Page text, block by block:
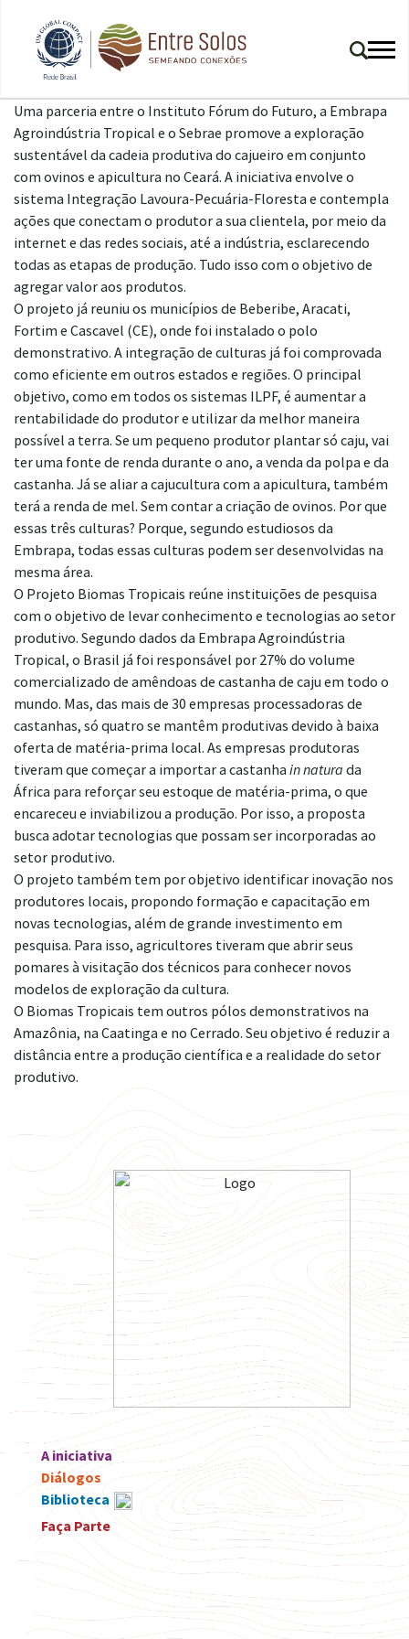
Uma parceria entre o Instituto Fórum do Futuro, a Embrapa
Agroindústria Tropical e o Sebrae promove a exploração
sustentável da cadeia produtiva do cajueiro em conjunto
com ovinos e apicultura no Ceará. A iniciativa envolve o
sistema Integração Lavoura-Pecuária-Floresta e contempla
ações que conectam o produtor a sua clientela, por meio da
internet e das redes sociais, até a indústria, esclarecendo
todas as etapas de produção. Tudo isso com o objetivo de
agregar valor aos produtos.
O projeto já reuniu os municípios de Beberibe, Aracati,
Fortim e Cascavel (CE), onde foi instalado o polo
demonstrativo. A integração de culturas já foi comprovada
como eficiente em outros estados e regiões. O principal
objetivo, como em todos os sistemas ILPF, é aumentar a
rentabilidade do produtor e utilizar da melhor maneira
possível a terra. Se um pequeno produtor plantar só caju, vai
ter uma fonte de renda durante o ano, a venda da polpa e da
castanha. Já se aliar a cajucultura com a apicultura, também
terá a renda de mel. Sem contar a criação de ovinos. Por que
essas três culturas? Porque, segundo estudiosos da
Embrapa, todas essas culturas podem ser desenvolvidas na
mesma área.
O Projeto Biomas Tropicais reúne instituições de pesquisa
com o objetivo de levar conhecimento e tecnologias ao setor
produtivo. Segundo dados da Embrapa Agroindústria
Tropical, o Brasil já foi responsável por 27% do volume
comercializado de amêndoas de castanha de caju em todo o
mundo. Mas, das mais de 30 empresas processadoras de
castanhas, só quatro se mantêm produtivas devido à baixa
oferta de matéria-prima local. As empresas produtoras
tiveram que começar a importar a castanha in natura da
África para reforçar seu estoque de matéria-prima, o que
encareceu e inviabilizou a produção. Por isso, a proposta
busca adotar tecnologias que possam ser incorporadas ao
setor produtivo.
O projeto também tem por objetivo identificar inovação nos
produtores locais, propondo formação e capacitação em
novas tecnologias, além de grande investimento em
pesquisa. Para isso, agricultores tiveram que abrir seus
pomares à visitação dos técnicos para conhecer novos
modelos de exploração da cultura.
O Biomas Tropicais tem outros pólos demonstrativos na
Amazônia, na Caatinga e no Cerrado. Seu objetivo é reduzir a
distância entre a produção científica e a realidade do setor
produtivo.
A iniciativa
Diálogos
Biblioteca
Faça Parte